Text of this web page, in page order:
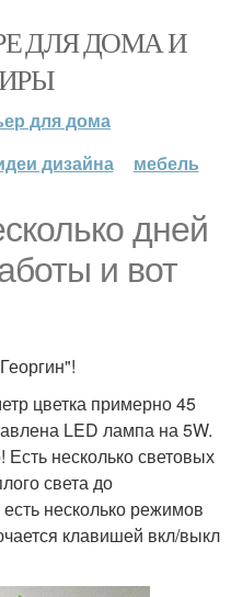
ДЛЯ ДОМА И
для дома
дизайна мебель
дней
и вот
цветка примерно 45
LED лампа на 5W.
несколько световых
света до
несколько режимов
клавишей вкл/выкл